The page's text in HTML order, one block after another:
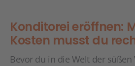
Konditorei eröffnen:
Kosten musst du
Bevor du in die Welt der